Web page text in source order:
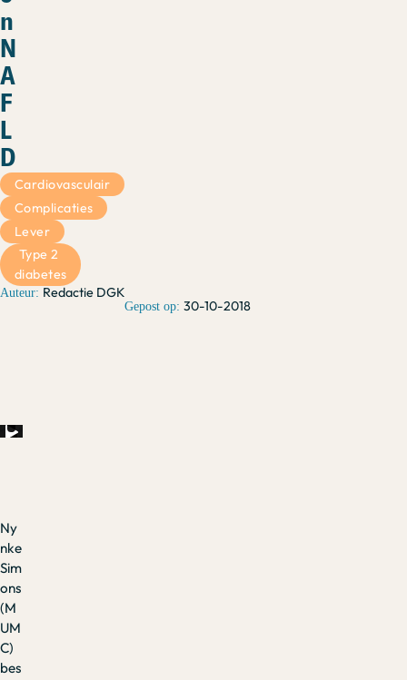
n
N
A
F
L
D
Redactie DGK
30-10-2018
Cardiovasculair
Complicaties
Lever
Type 2
diabetes
Ny
nke
Sim
ons
(M
UM
C)
bes